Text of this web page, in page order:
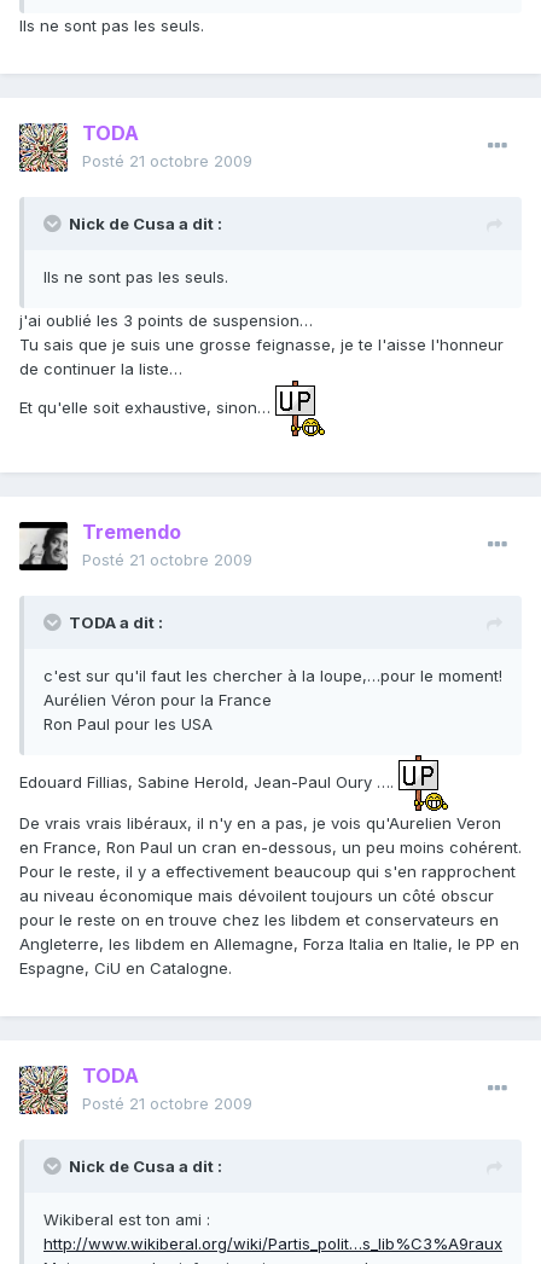
Ils ne sont pas les seuls.
TODA
Posté 21 octobre 2009
Nick de Cusa a dit :
Ils ne sont pas les seuls.
j'ai oublié les 3 points de suspension…
Tu sais que je suis une grosse feignasse, je te l'aisse l'honneur
de continuer la liste…
Et qu'elle soit exhaustive, sinon…
Tremendo
Posté 21 octobre 2009
TODA a dit :
c'est sur qu'il faut les chercher à la loupe,…pour le moment!
Aurélien Véron pour la France
Ron Paul pour les USA
Edouard Fillias, Sabine Herold, Jean-Paul Oury ….
De vrais vrais libéraux, il n'y en a pas, je vois qu'Aurelien Veron
en France, Ron Paul un cran en-dessous, un peu moins cohérent.
Pour le reste, il y a effectivement beaucoup qui s'en rapprochent
au niveau économique mais dévoilent toujours un côté obscur
pour le reste on en trouve chez les libdem et conservateurs en
Angleterre, les libdem en Allemagne, Forza Italia en Italie, le PP en
Espagne, CiU en Catalogne.
TODA
Posté 21 octobre 2009
Nick de Cusa a dit :
Wikiberal est ton ami :
http://www.wikiberal.org/wiki/Partis_polit…s_lib%C3%A9raux